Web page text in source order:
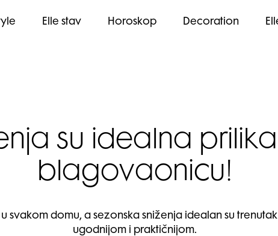
Elle stav Horoskop Decoration
su idealna
blagovaonicu!
domu, a sezonska sniženja idealan su
ugodnijom i praktičnijom.